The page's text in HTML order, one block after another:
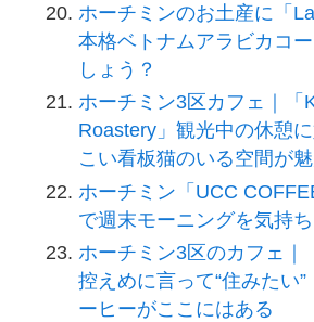
ホーチミンのお土産に「
本格ベトナムアラビカコ
しょう？
ホーチミン3区カフェ｜「
Roastery」観光中の休憩
こい看板猫のいる空間が
ホーチミン「UCC
で週末モーニングを気持
ホーチミン3区のカフェ｜
控えめに言って“住みたい
ーヒーがここにはある